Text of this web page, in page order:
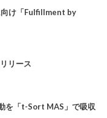
向け「Fulfillment by
リース
を「t-Sort MAS」で吸収